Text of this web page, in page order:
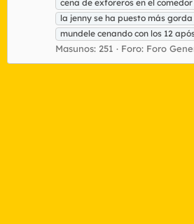
cena de exforeros en el comedor
la jenny se ha puesto más
mundele cenando con los 12
Masunos: 251 Foro: Foro